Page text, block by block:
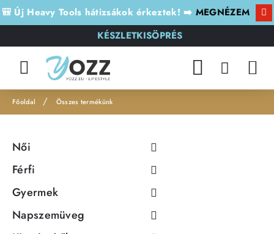
🎒 Új Heavy Tools hátizsákok érkeztek! ➡️ MEGNÉZEM
KÉSZLETKISÖPRÉS
h
m
Összes termékünk
Női
Férfi
Gyermek
Napszemüveg